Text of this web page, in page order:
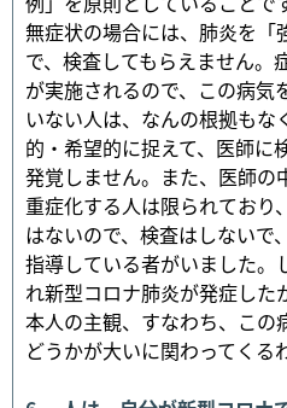
無症状の場合には、肺炎を「
で、検査してもらえません。
が実施されるので、この病気
いない人は、なんの根拠も
的・希望的に捉えて、医師に
発覚しません。また、医師の
重症化する人は限られており
はないので、検査はしないで
指導している者がいました。
れ新型コロナ肺炎が発症し
本人の主観、すなわち、この
どうかが大いに関わってくる